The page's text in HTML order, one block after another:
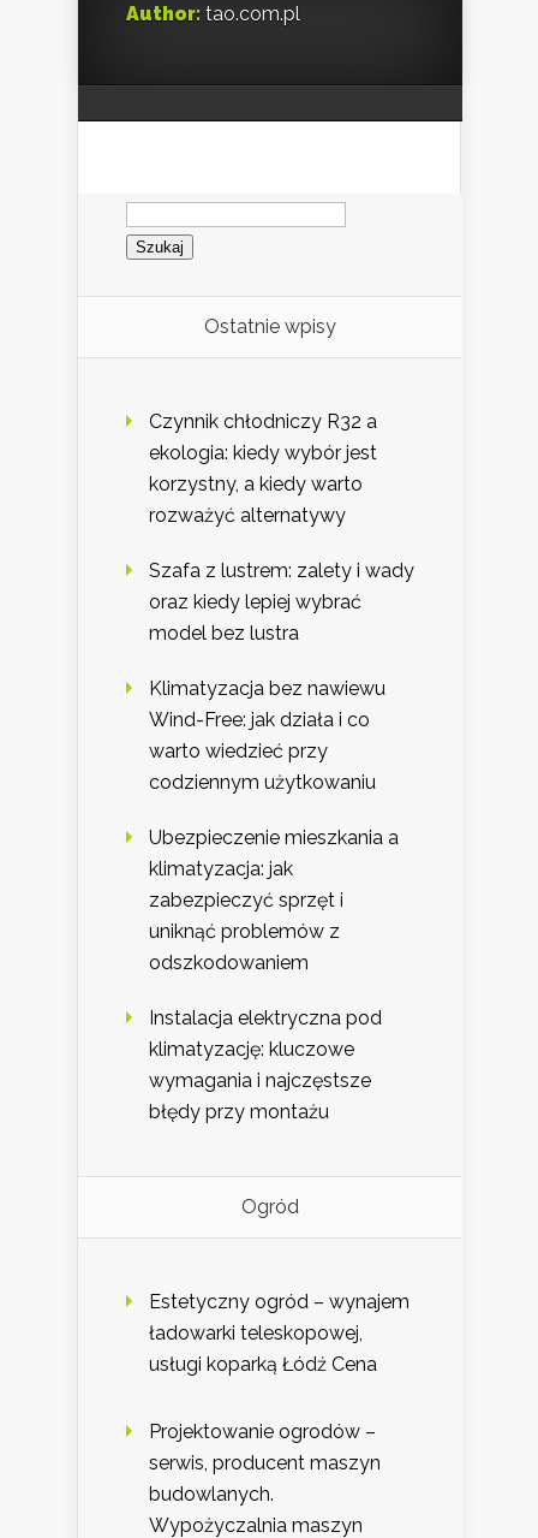
Author: tao.com.pl
Szukaj:
Ostatnie wpisy
Czynnik chłodniczy R32 a
ekologia: kiedy wybór jest
korzystny, a kiedy warto
rozważyć alternatywy
Szafa z lustrem: zalety i wady
oraz kiedy lepiej wybrać
model bez lustra
Klimatyzacja bez nawiewu
Wind-Free: jak działa i co
warto wiedzieć przy
codziennym użytkowaniu
Ubezpieczenie mieszkania a
klimatyzacja: jak
zabezpieczyć sprzęt i
uniknąć problemów z
odszkodowaniem
Instalacja elektryczna pod
klimatyzację: kluczowe
wymagania i najczęstsze
błędy przy montażu
Ogród
Estetyczny ogród – wynajem
ładowarki teleskopowej,
usługi koparką Łódź Cena
Projektowanie ogrodów –
serwis, producent maszyn
budowlanych.
Wypożyczalnia maszyn